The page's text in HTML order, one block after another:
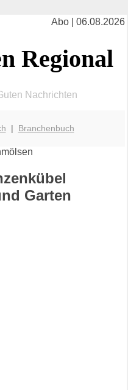
Abo | 06.08.2026
Regional
Nachrichten
| Branchenbuch
Garten